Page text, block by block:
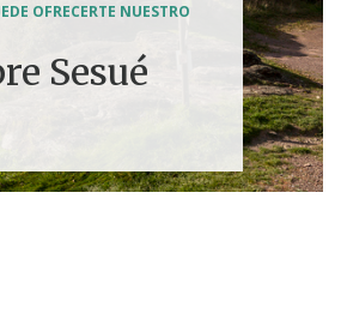
OFRECERTE NUESTRO
Sesué